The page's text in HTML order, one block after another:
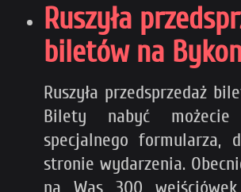
Ruszyła
biletów na
Ruszyła przedsprzedaż
Bilety nabyć
specjalnego formularza,
stronie wydarzenia.
na Was 300